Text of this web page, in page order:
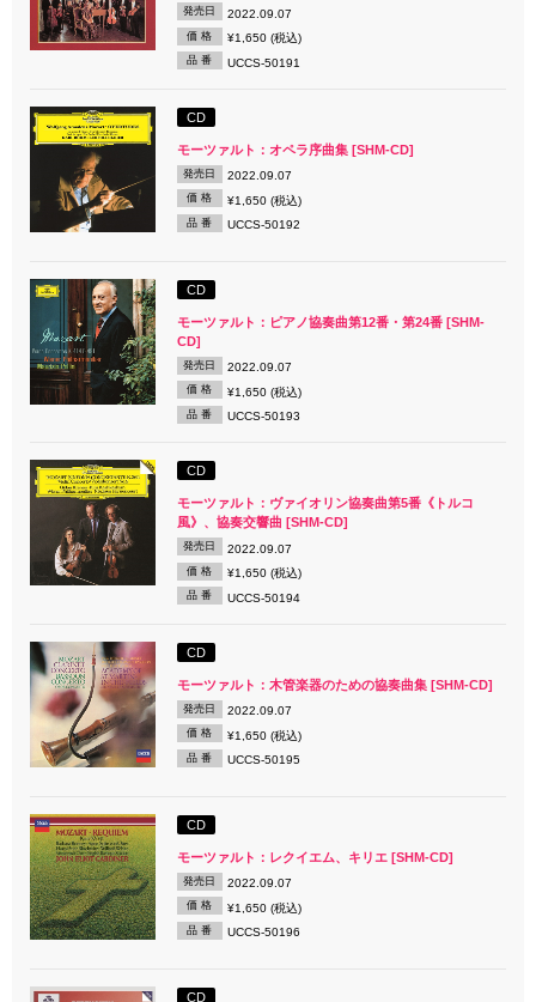
発売日 2022.09.07
価 格 ¥1,650 (税込)
品 番 UCCS-50191
CD
モーツァルト：オペラ序曲集 [SHM-CD]
発売日 2022.09.07
価 格 ¥1,650 (税込)
品 番 UCCS-50192
CD
モーツァルト：ピアノ協奏曲第12番・第24番 [SHM-
CD]
発売日 2022.09.07
価 格 ¥1,650 (税込)
品 番 UCCS-50193
CD
モーツァルト：ヴァイオリン協奏曲第5番《トルコ
風》、協奏交響曲 [SHM-CD]
発売日 2022.09.07
価 格 ¥1,650 (税込)
品 番 UCCS-50194
CD
モーツァルト：木管楽器のための協奏曲集 [SHM-CD]
発売日 2022.09.07
価 格 ¥1,650 (税込)
品 番 UCCS-50195
CD
モーツァルト：レクイエム、キリエ [SHM-CD]
発売日 2022.09.07
価 格 ¥1,650 (税込)
品 番 UCCS-50196
CD